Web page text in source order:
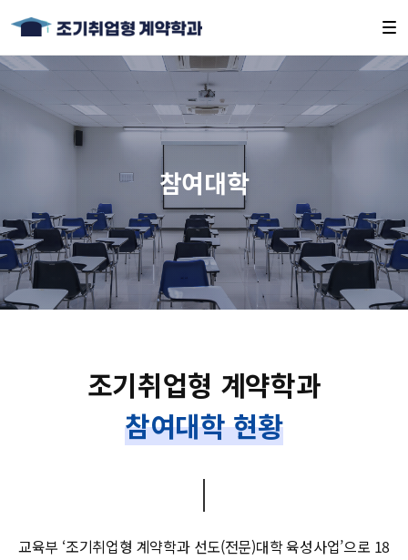
참여대학
조기취업형 계약학과
참여대학 현황
교육부 ‘조기취업형 계약학과 선도(전문)대학 육성사업’으로 18